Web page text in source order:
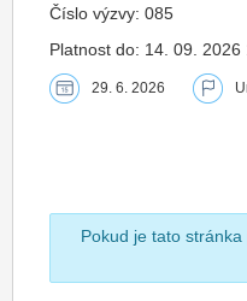
Číslo výzvy: 085
Platnost do: 14. 09. 2026
29. 6. 2026
Pokud je tato